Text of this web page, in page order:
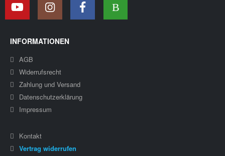
INFORMATIONEN
AGB
Widerrufsrecht
Zahlung und Versand
Datenschutzerklärung
Impressum
Kontakt
Vertrag widerrufen